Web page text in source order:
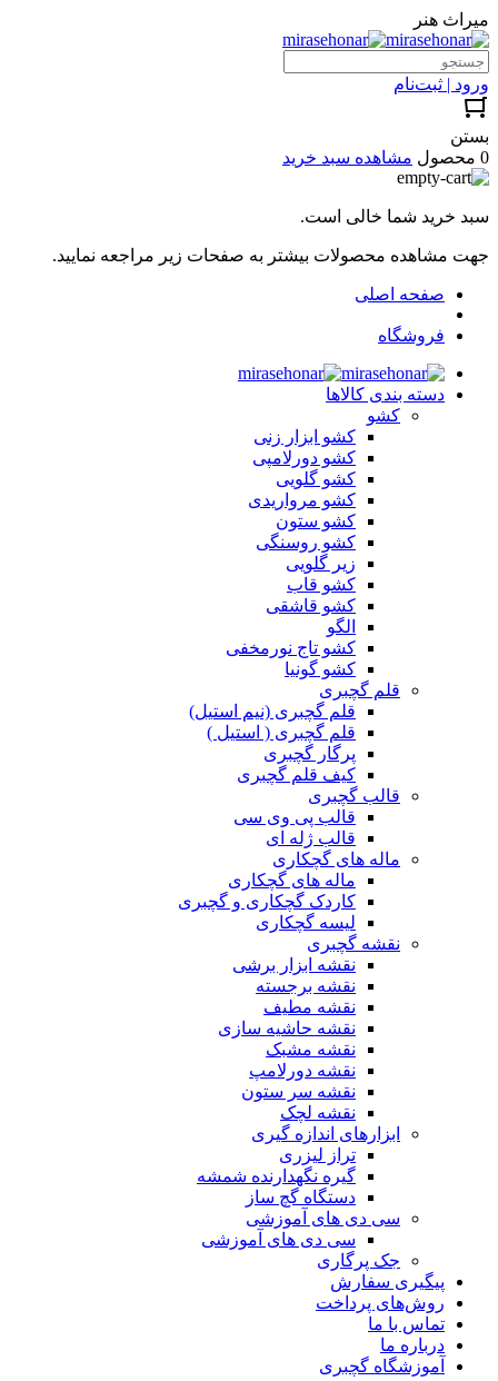
میراث هنر
ورود | ثبت‌نام
بستن
0 محصول
مشاهده سبد خرید
سبد خرید شما خالی است.
جهت مشاهده محصولات بیشتر به صفحات زیر مراجعه نمایید.
صفحه اصلی
فروشگاه
دسته بندی کالاها
کشو
کشو ابزار زنی
کشو دورلامپی
کشو گلویی
کشو مرواریدی
کشو ستون
کشو روسنگی
زیر گلویی
کشو قاب
کشو قاشقی
الگو
کشو تاج نورمخفی
کشو گونیا
قلم گچبری
قلم گچبری (نیم استیل)
قلم گچبری ( استیل )
پرگار گچبری
کیف قلم گچبری
قالب گچبری
قالب پی وی سی
قالب ژله ای
ماله های گچکاری
ماله های گچکاری
کاردک گچکاری و گچبری
لیسه گچکاری
نقشه گچبری
نقشه ابزار برشی
نقشه برجسته
نقشه مطیف
نقشه حاشیه سازی
نقشه مشبک
نقشه دورلامپ
نقشه سر ستون
نقشه لچک
ابزارهای اندازه گیری
تراز لیزری
گیره نگهدارنده شمشه
دستگاه گچ ساز
سی دی های آموزشی
سی دی های آموزشی
جک پرگاری
پیگیری سفارش
روش‌های پرداخت
تماس با ما
درباره ما
آموزشگاه گچبری